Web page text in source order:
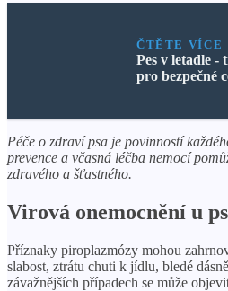
ČTĚTE VÍCE
Pes v letadle -
pro bezpečné
Péče o zdraví psa je povinností
prevence a včasná léčba nemocí
zdravého a šťastného.
Virová onemocnění u
Příznaky piroplazmózy mohou
slabost, ztrátu chuti k jídlu, bledé
závažnějších případech se může